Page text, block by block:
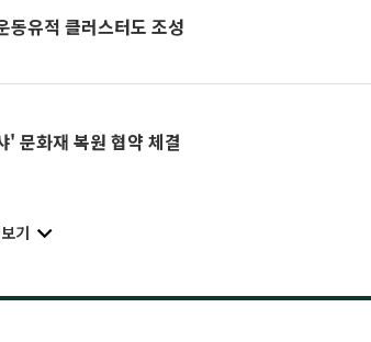
유적 클러스터도 조성
문화재 복원 협약 체결
기